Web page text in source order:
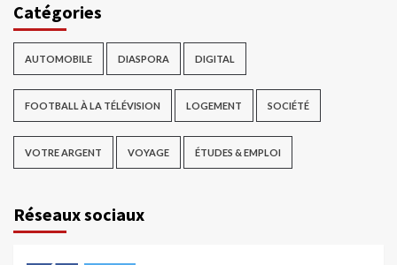
Catégories
AUTOMOBILE DIASPORA DIGITAL
FOOTBALL À LA TÉLÉVISION LOGEMENT SOCIÉTÉ
VOTRE ARGENT VOYAGE ÉTUDES & EMPLOI
Réseaux sociaux